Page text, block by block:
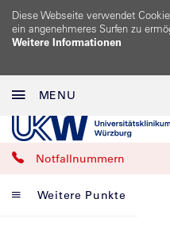
Diese Webseite verwendet
ein angenehmeres Surfen zu
Weitere Informationen
MENU
Notfallnummern
Weitere Punkte